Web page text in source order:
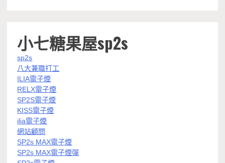
小七糖果屋sp2s
sp2s
八大兼職打工
ILIA電子煙
RELX電子煙
SP2S電子煙
KISS電子煙
ilia電子煙
網站顧問
SP2s MAX電子煙
SP2s MAX電子煙彈